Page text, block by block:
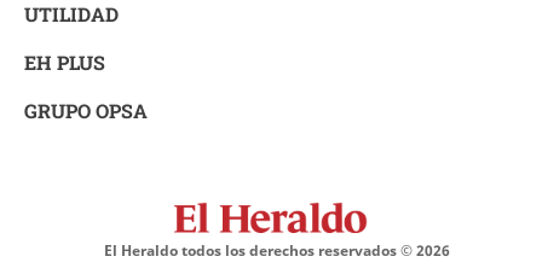
UTILIDAD
EH PLUS
GRUPO OPSA
El Heraldo todos los derechos reservados ©2026